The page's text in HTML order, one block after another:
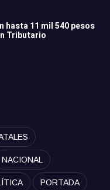
hasta 11 mil 540 pesos
Tributario
NACIONAL
PORTADA